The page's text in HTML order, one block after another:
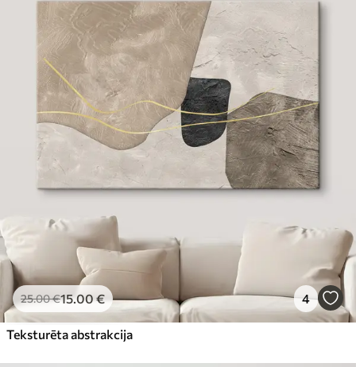
25.00€15.00€ 4
Teksturēta abstrakcija